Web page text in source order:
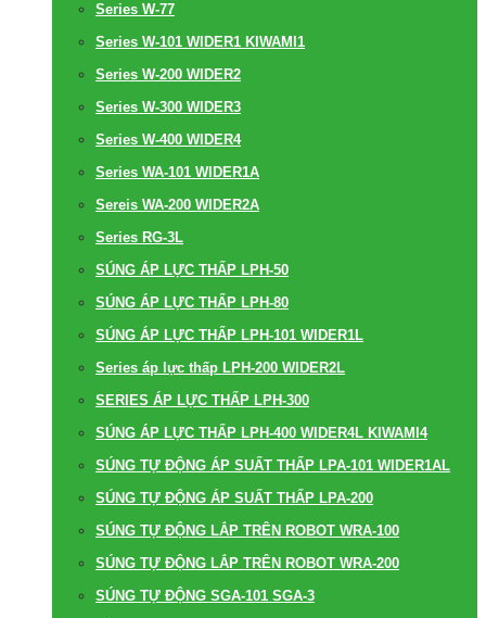
Series W-77
Series W-101 WIDER1 KIWAMI1
Series W-200 WIDER2
Series W-300 WIDER3
Series W-400 WIDER4
Series WA-101 WIDER1A
Sereis WA-200 WIDER2A
Series RG-3L
SÚNG ÁP LỰC THẤP LPH-50
SÚNG ÁP LỰC THẤP LPH-80
SÚNG ÁP LỰC THẤP LPH-101 WIDER1L
Series áp lực thấp LPH-200 WIDER2L
SERIES ÁP LỰC THẤP LPH-300
SÚNG ÁP LỰC THẤP LPH-400 WIDER4L KIWAMI4
SÚNG TỰ ĐỘNG ÁP SUẤT THẤP LPA-101 WIDER1AL
SÚNG TỰ ĐỘNG ÁP SUẤT THẤP LPA-200
SÚNG TỰ ĐỘNG LẮP TRÊN ROBOT WRA-100
SÚNG TỰ ĐỘNG LẮP TRÊN ROBOT WRA-200
SÚNG TỰ ĐỘNG SGA-101 SGA-3